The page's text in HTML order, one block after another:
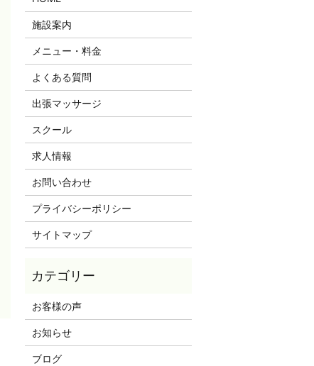
施設案内
メニュー・料金
よくある質問
出張マッサージ
スクール
求人情報
お問い合わせ
プライバシーポリシー
サイトマップ
お客様の声
お知らせ
ブログ